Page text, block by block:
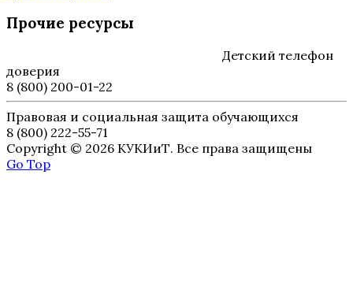
Прочие ресурсы
Детский телефон
доверия
8 (800) 200-01-22
Правовая и социальная защита обучающихся
8 (800) 222-55-71
Copyright © 2026 КУКИиТ. Все права защищены
Go Top